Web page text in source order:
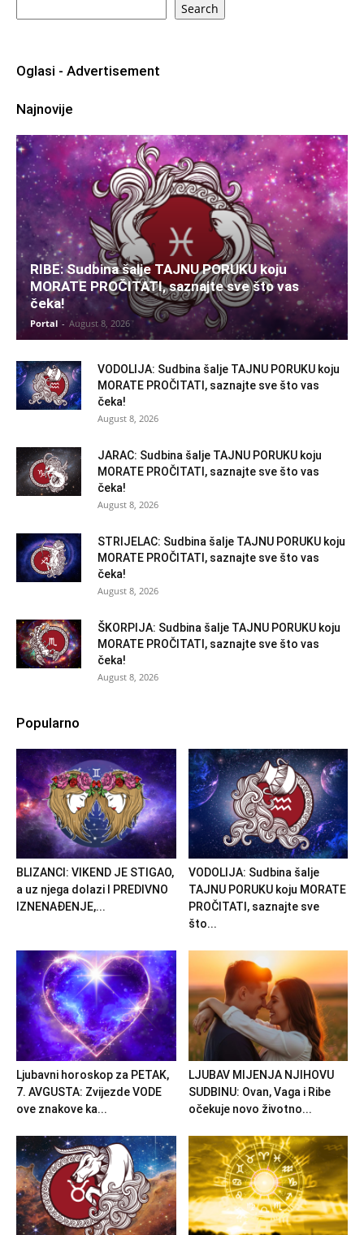
Search
Oglasi - Advertisement
Najnovije
RIBE: Sudbina šalje TAJNU PORUKU koju
MORATE PROČITATI, saznajte sve što vas
čeka!
Portal - August 8, 2026
VODOLIJA: Sudbina šalje TAJNU PORUKU koju
MORATE PROČITATI, saznajte sve što vas
čeka!
August 8, 2026
JARAC: Sudbina šalje TAJNU PORUKU koju
MORATE PROČITATI, saznajte sve što vas
čeka!
August 8, 2026
STRIJELAC: Sudbina šalje TAJNU PORUKU koju
MORATE PROČITATI, saznajte sve što vas
čeka!
August 8, 2026
ŠKORPIJA: Sudbina šalje TAJNU PORUKU koju
MORATE PROČITATI, saznajte sve što vas
čeka!
August 8, 2026
Popularno
BLIZANCI: VIKEND JE STIGAO,
a uz njega dolazi I PREDIVNO
IZNENAĐENJE,...
VODOLIJA: Sudbina šalje
TAJNU PORUKU koju MORATE
PROČITATI, saznajte sve
što...
Ljubavni horoskop za PETAK,
7. AVGUSTA: Zvijezde VODE
ove znakove ka...
LJUBAV MIJENJA NJIHOVU
SUDBINU: Ovan, Vaga i Ribe
očekuje novo životno...